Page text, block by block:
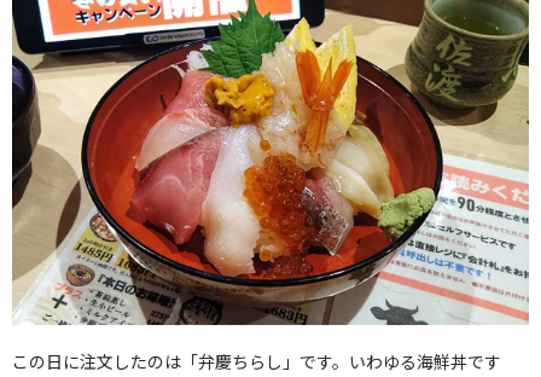
この日に注文したのは「弁慶ちらし」です。いわゆる海鮮丼です